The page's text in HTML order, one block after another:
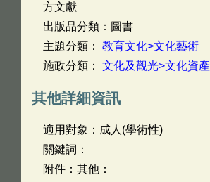
方文獻
出版品分類：圖書
主題分類： 教育文化>文化藝術
施政分類： 文化及觀光>文化資產
其他詳細資訊
適用對象：成人(學術性)
關鍵詞：
附件：其他：